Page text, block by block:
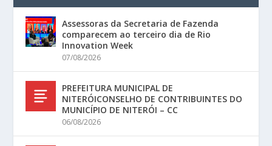
Assessoras da Secretaria de Fazenda
comparecem ao terceiro dia de Rio
Innovation Week
07/08/2026
PREFEITURA MUNICIPAL DE
NITERÓICONSELHO DE CONTRIBUINTES DO
MUNICÍPIO DE NITERÓI – CC
06/08/2026